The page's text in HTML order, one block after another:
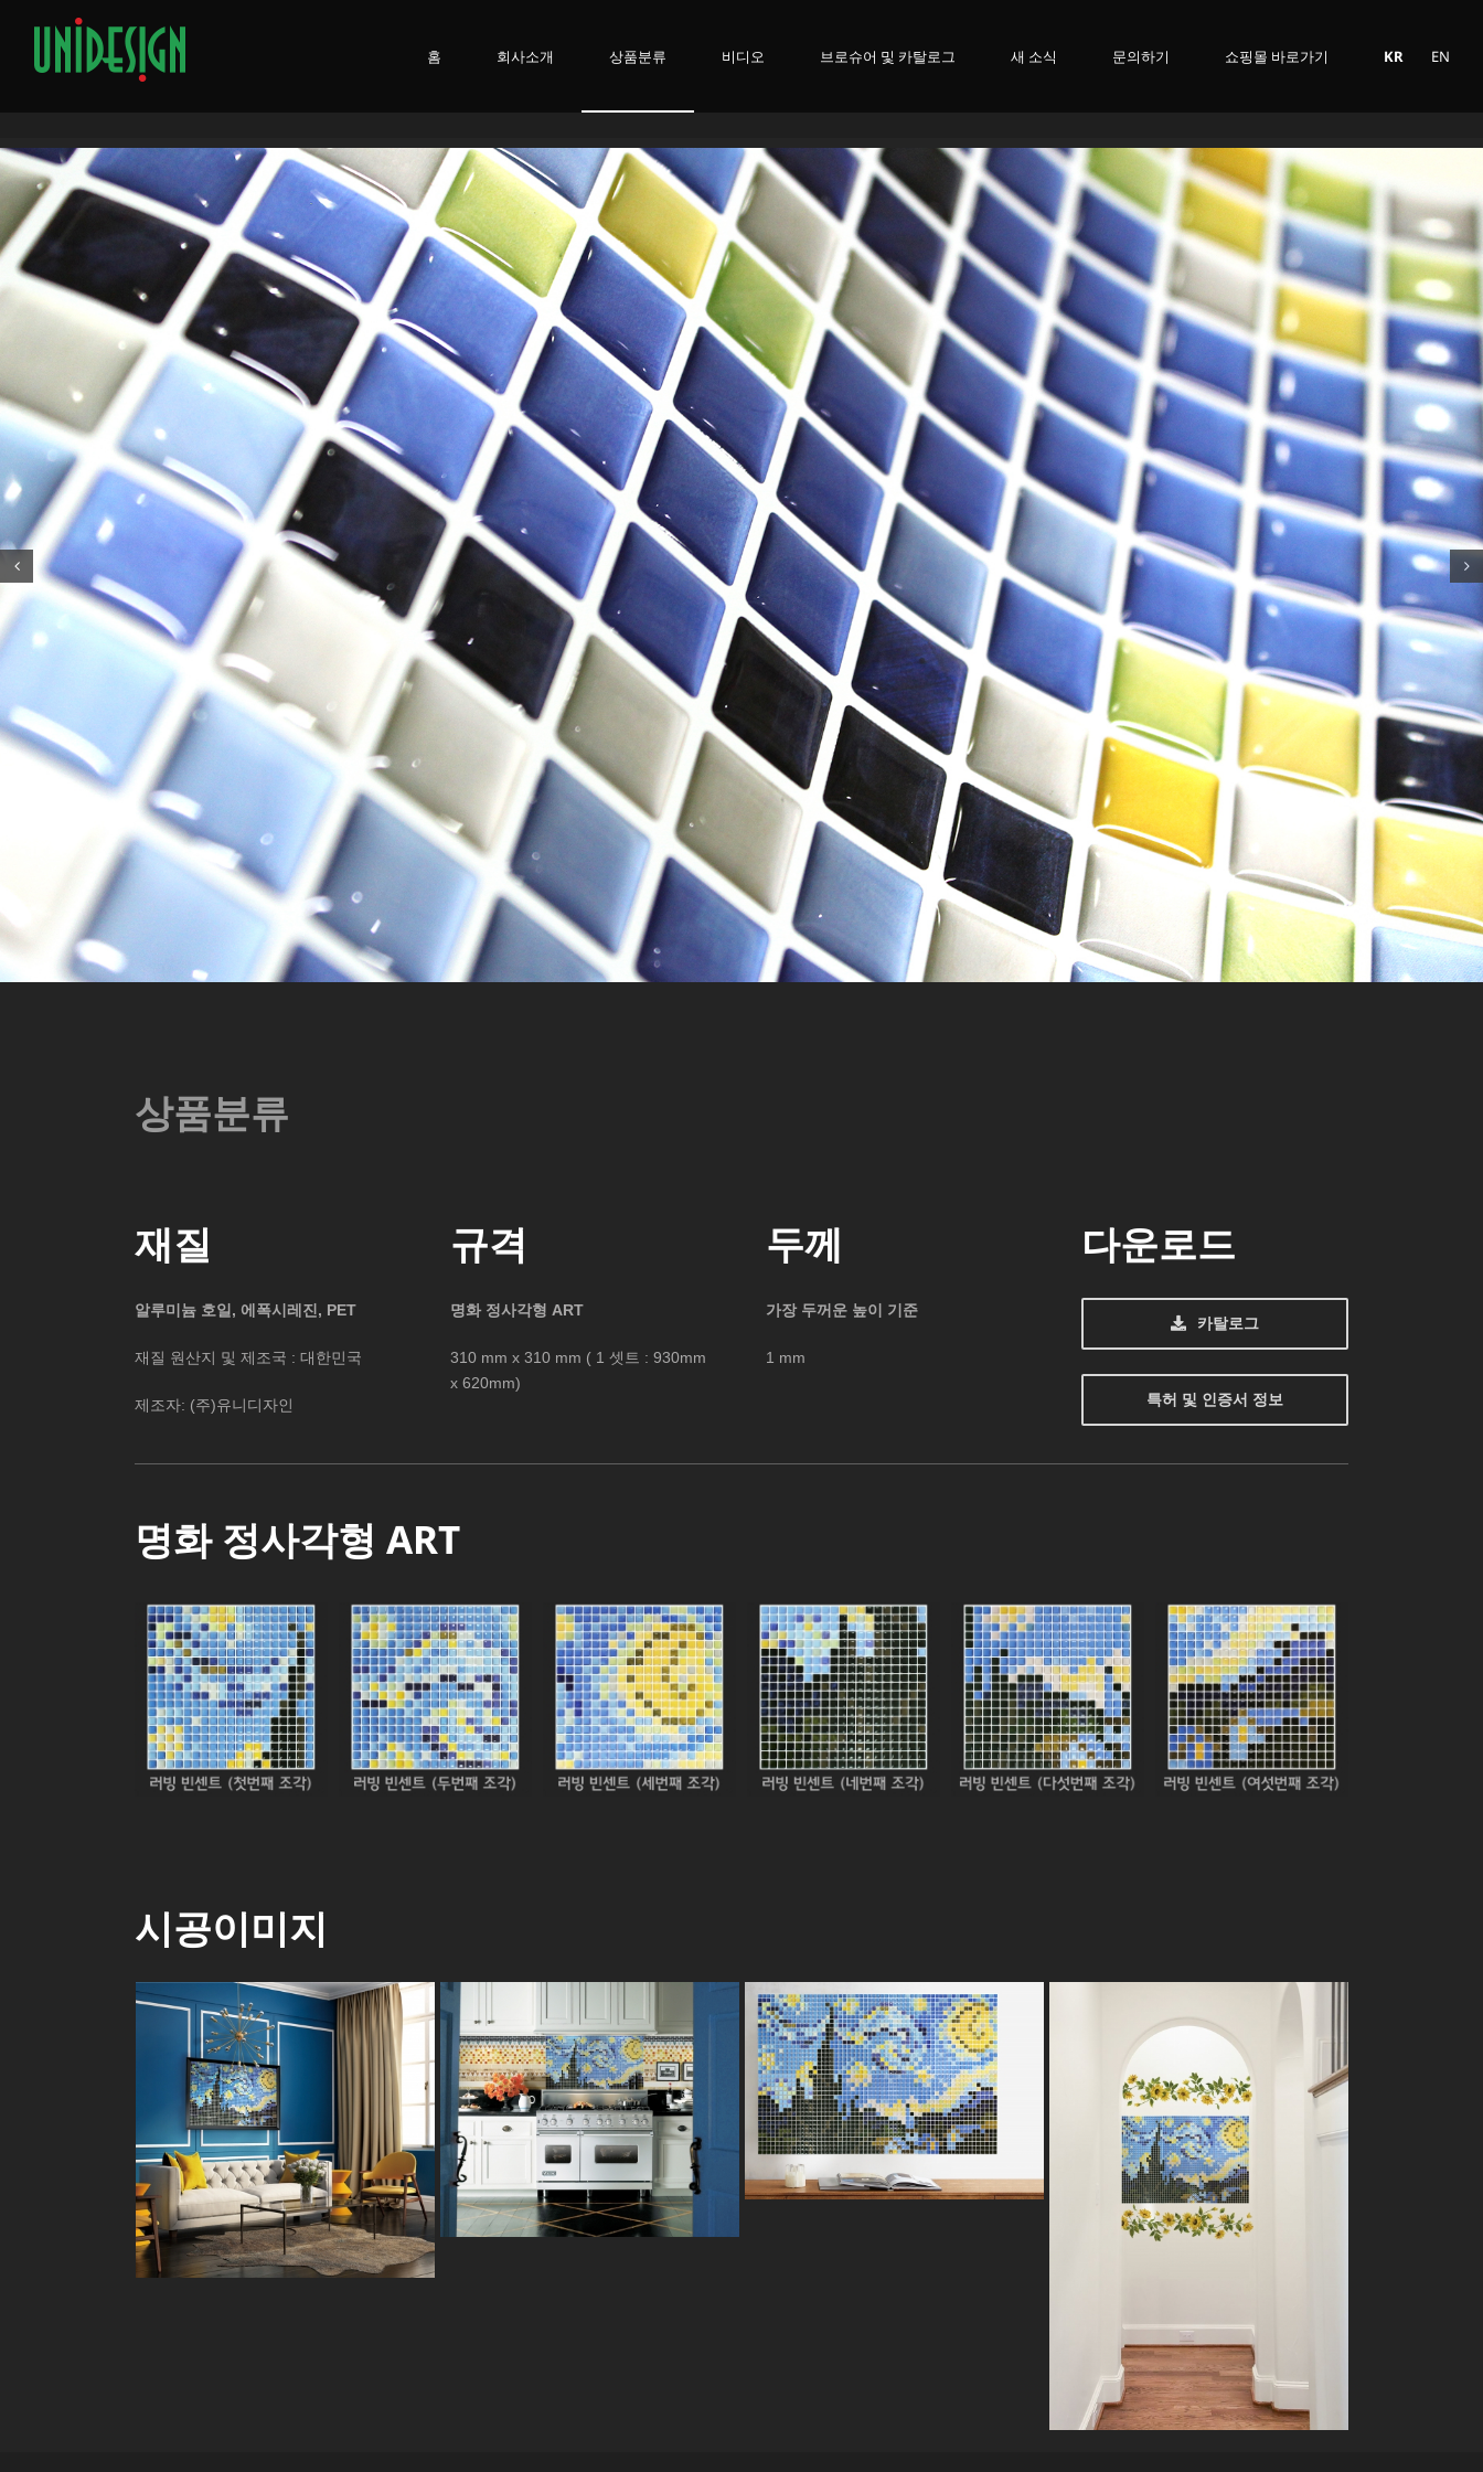
content
홈 회사소개 상품분류 비디오 브로슈어 및 카탈로그 새 소식 문의하기 쇼핑몰 바로가기 KR EN
상품분류
재질
알루미늄 호일, 에폭시레진, PET
재질 원산지 및 제조국 : 대한민국
제조자: (주)유니디자인
규격
명화 정사각형 ART
310 mm x 310 mm ( 1 셋트 : 930mm
x 620mm)
두께
가장 두꺼운 높이 기준
1 mm
다운로드
카탈로그
특허 및 인증서 정보
명화 정사각형 ART
시공이미지